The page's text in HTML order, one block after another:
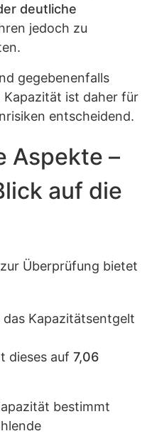
deutliche
jedoch zu
gegebenenfalls
Kapazität ist daher für
entscheidend.
Aspekte –
auf die
Überprüfung bietet
Kapazitätsentgelt
dieses auf 7,06
bestimmt